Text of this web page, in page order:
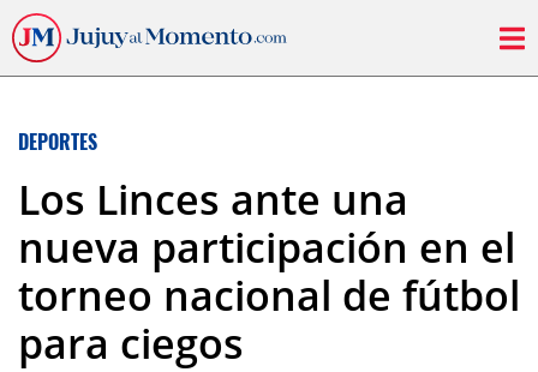
DEPORTES
Los Linces ante una
nueva participación en el
torneo nacional de fútbol
para ciegos